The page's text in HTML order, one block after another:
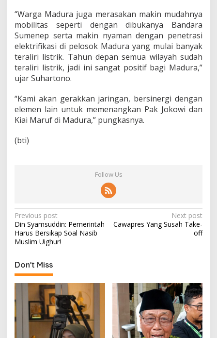
“Warga Madura juga merasakan makin mudahnya
mobilitas seperti dengan dibukanya Bandara
Sumenep serta makin nyaman dengan penetrasi
elektrifikasi di pelosok Madura yang mulai banyak
teraliri listrik. Tahun depan semua wilayah sudah
teraliri listrik, jadi ini sangat positif bagi Madura,”
ujar Suhartono.
“Kami akan gerakkan jaringan, bersinergi dengan
elemen lain untuk memenangkan Pak Jokowi dan
Kiai Maruf di Madura,” pungkasnya.
(bti)
Follow Us
P
o
s
t
n
a
v
i
g
Previous post
Din Syamsuddin: Pemerintah
Harus Bersikap Soal Nasib
Muslim Uighur!
Next post
Cawapres Yang Susah Take-
off
Don't Miss